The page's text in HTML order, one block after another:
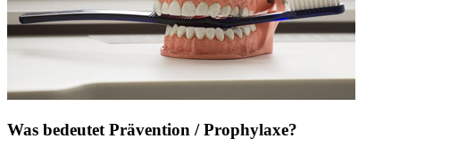
Was bedeutet Prävention / Prophylaxe?